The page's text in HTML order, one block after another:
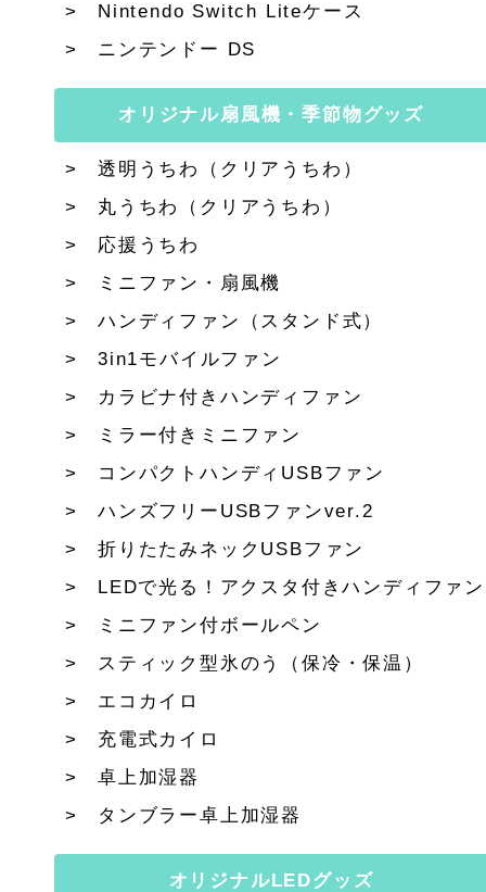
Nintendo Switch Liteケース
ニンテンドー DS
オリジナル扇風機・季節物グッズ
透明うちわ（クリアうちわ）
丸うちわ（クリアうちわ）
応援うちわ
ミニファン・扇風機
ハンディファン（スタンド式）
3in1モバイルファン
カラビナ付きハンディファン
ミラー付きミニファン
コンパクトハンディUSBファン
ハンズフリーUSBファンver.2
折りたたみネックUSBファン
LEDで光る！アクスタ付きハンディファン
ミニファン付ボールペン
スティック型氷のう（保冷・保温）
エコカイロ
充電式カイロ
卓上加湿器
タンブラー卓上加湿器
オリジナルLEDグッズ